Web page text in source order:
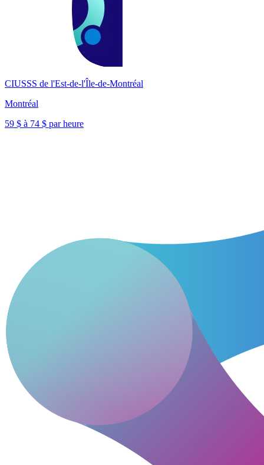
CIUSSS de l'Est-de-l'Île-de-Montréal
Montréal
59 $ à 74 $ par heure